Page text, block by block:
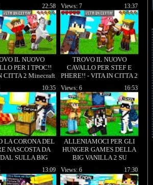
IL NUOVO
PER I TPOC!!
CITTA 2 Minecraft
22:58
TROVO IL NUOVO
CAVALLO PER STEF E
PHERE!! - VITA IN CITTA 2
Minecraft ITA
13:37
Views: 7
LA CORONA DEL
NASCOSTA DA
SULLA BIG
10:35
ALLENIAMOCI PER GLI
HUNGER GAMES DELLA
BIG VANILLA 2 SU
MINECRAFT!
16:53
Views: 6
13:09 17:30
Views: 6